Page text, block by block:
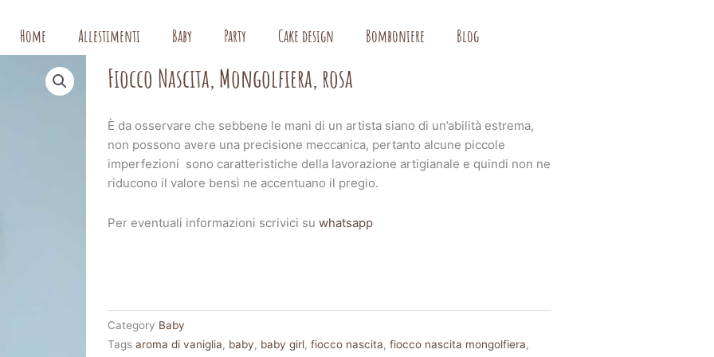
Home Allestimenti Baby Party Cake design Bomboniere Blog
Fiocco Nascita, Mongolfiera, rosa
È da osservare che sebbene le mani di un artista siano di un’abilità estrema,
non possono avere una precisione meccanica, pertanto alcune piccole
imperfezioni sono caratteristiche della lavorazione artigianale e quindi non ne
riducono il valore bensì ne accentuano il pregio.
Per eventuali informazioni scrivici suwhatsapp
Category Baby
Tags aroma di vaniglia, baby, baby girl,fiocco nascita,fiocco nascita mongolfiera,